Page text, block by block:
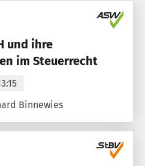
und ihre
im Steuerrecht
Binnewies